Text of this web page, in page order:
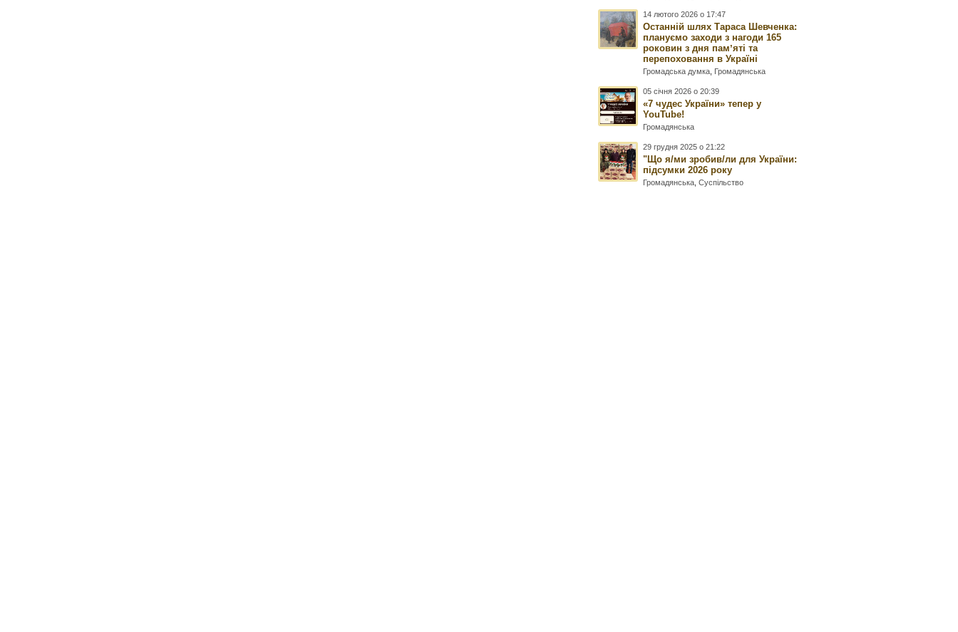
14 лютого 2026 о 17:47
Останній шлях Тараса Шевченка:
плануємо заходи з нагоди 165
роковин з дня памʼяті та
перепоховання в Україні
Громадська думка Громадянська
05 січня 2026 о 20:39
«7 чудес України» тепер у
YouTube!
Громадянська
29 грудня 2025 о 21:22
"Що я/ми зробив/ли для України:
підсумки 2026 року
Громадянська ,Суспільство